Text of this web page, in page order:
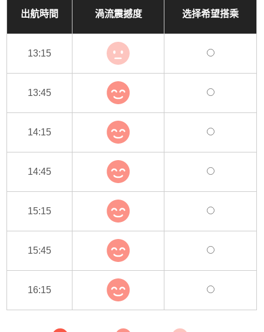
出航時間 渦流震撼度 选择希望搭乘
13:15
13:45
14:15
14:45
15:15
15:45
16:15